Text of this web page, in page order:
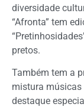
diversidade
“Afronta” tem
pretos.
Também tem a
mistura músicas
destaque